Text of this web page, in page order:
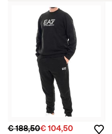
€ 188,50€ 104,50